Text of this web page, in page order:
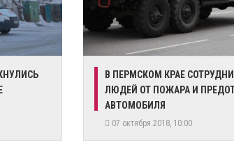
В ПЕРМСКОМ КРАЕ
ЛЮДЕЙ ОТ ПОЖАРА И
АВТОМОБИЛЯ
07 октября 2018, 10:00